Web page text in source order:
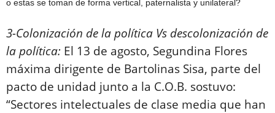
o estas se toman de forma vertical, paternalista y unilateral?
3-Colonización de la política Vs descolonización de
la política: El 13 de agosto, Segundina Flores
máxima dirigente de Bartolinas Sisa, parte del
pacto de unidad junto a la C.O.B. sostuvo:
“Sectores intelectuales de clase media que han